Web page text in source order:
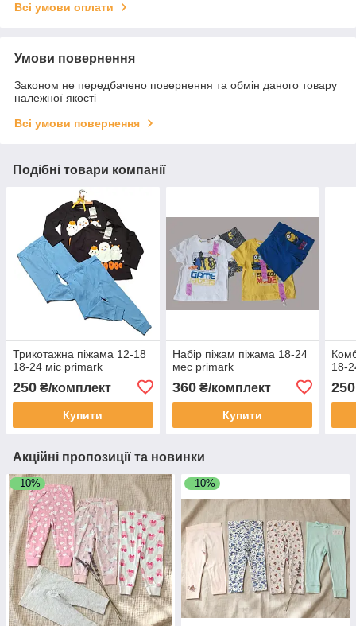
Всі умови оплати
Умови повернення
Законом не передбачено повернення та обмін даного товару
належної якості
Всі умови повернення
Подібні товари компанії
Трикотажна піжама 12-18
18-24 міс primark
250 ₴/комплект
Купити
Набір піжам піжама 18-24
мес primark
360₴/комплект
Купити
18-
250
Акційні пропозиції та новинки
–10% –10%